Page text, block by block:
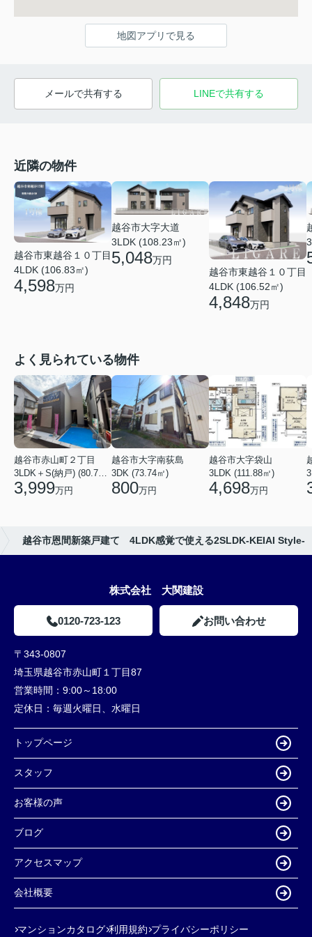
地図アプリで見る
メールで共有する LINEで共有する
近隣の物件
越谷市東越谷１０丁目
4LDK (106.83㎡)
4,598万円
越谷市大字大道
3LDK (108.23㎡)
5,048万円
越谷市東越谷１０丁目
4LDK (106.52㎡)
4,848万円
よく見られている物件
越谷市赤山町２丁目
3,999万円
越谷市大字南荻島
3DK (73.74㎡)
800万円
越谷市大字袋山
3LDK (111.88㎡)
4,698万円
越谷市恩間新築戸建て 4LDK感覚で使える2SLDK-KEIAI Style-
株式会社 大関建設
0120-723-123 お問い合わせ
〒343-0807
埼玉県越谷市赤山町１丁目87
営業時間： 9:00～18:00
定休日： 毎週火曜日、水曜日
トップページ
スタッフ
お客様の声
ブログ
アクセスマップ
会社概要
マンションカタログ 利用規約 プライバシーポリシー